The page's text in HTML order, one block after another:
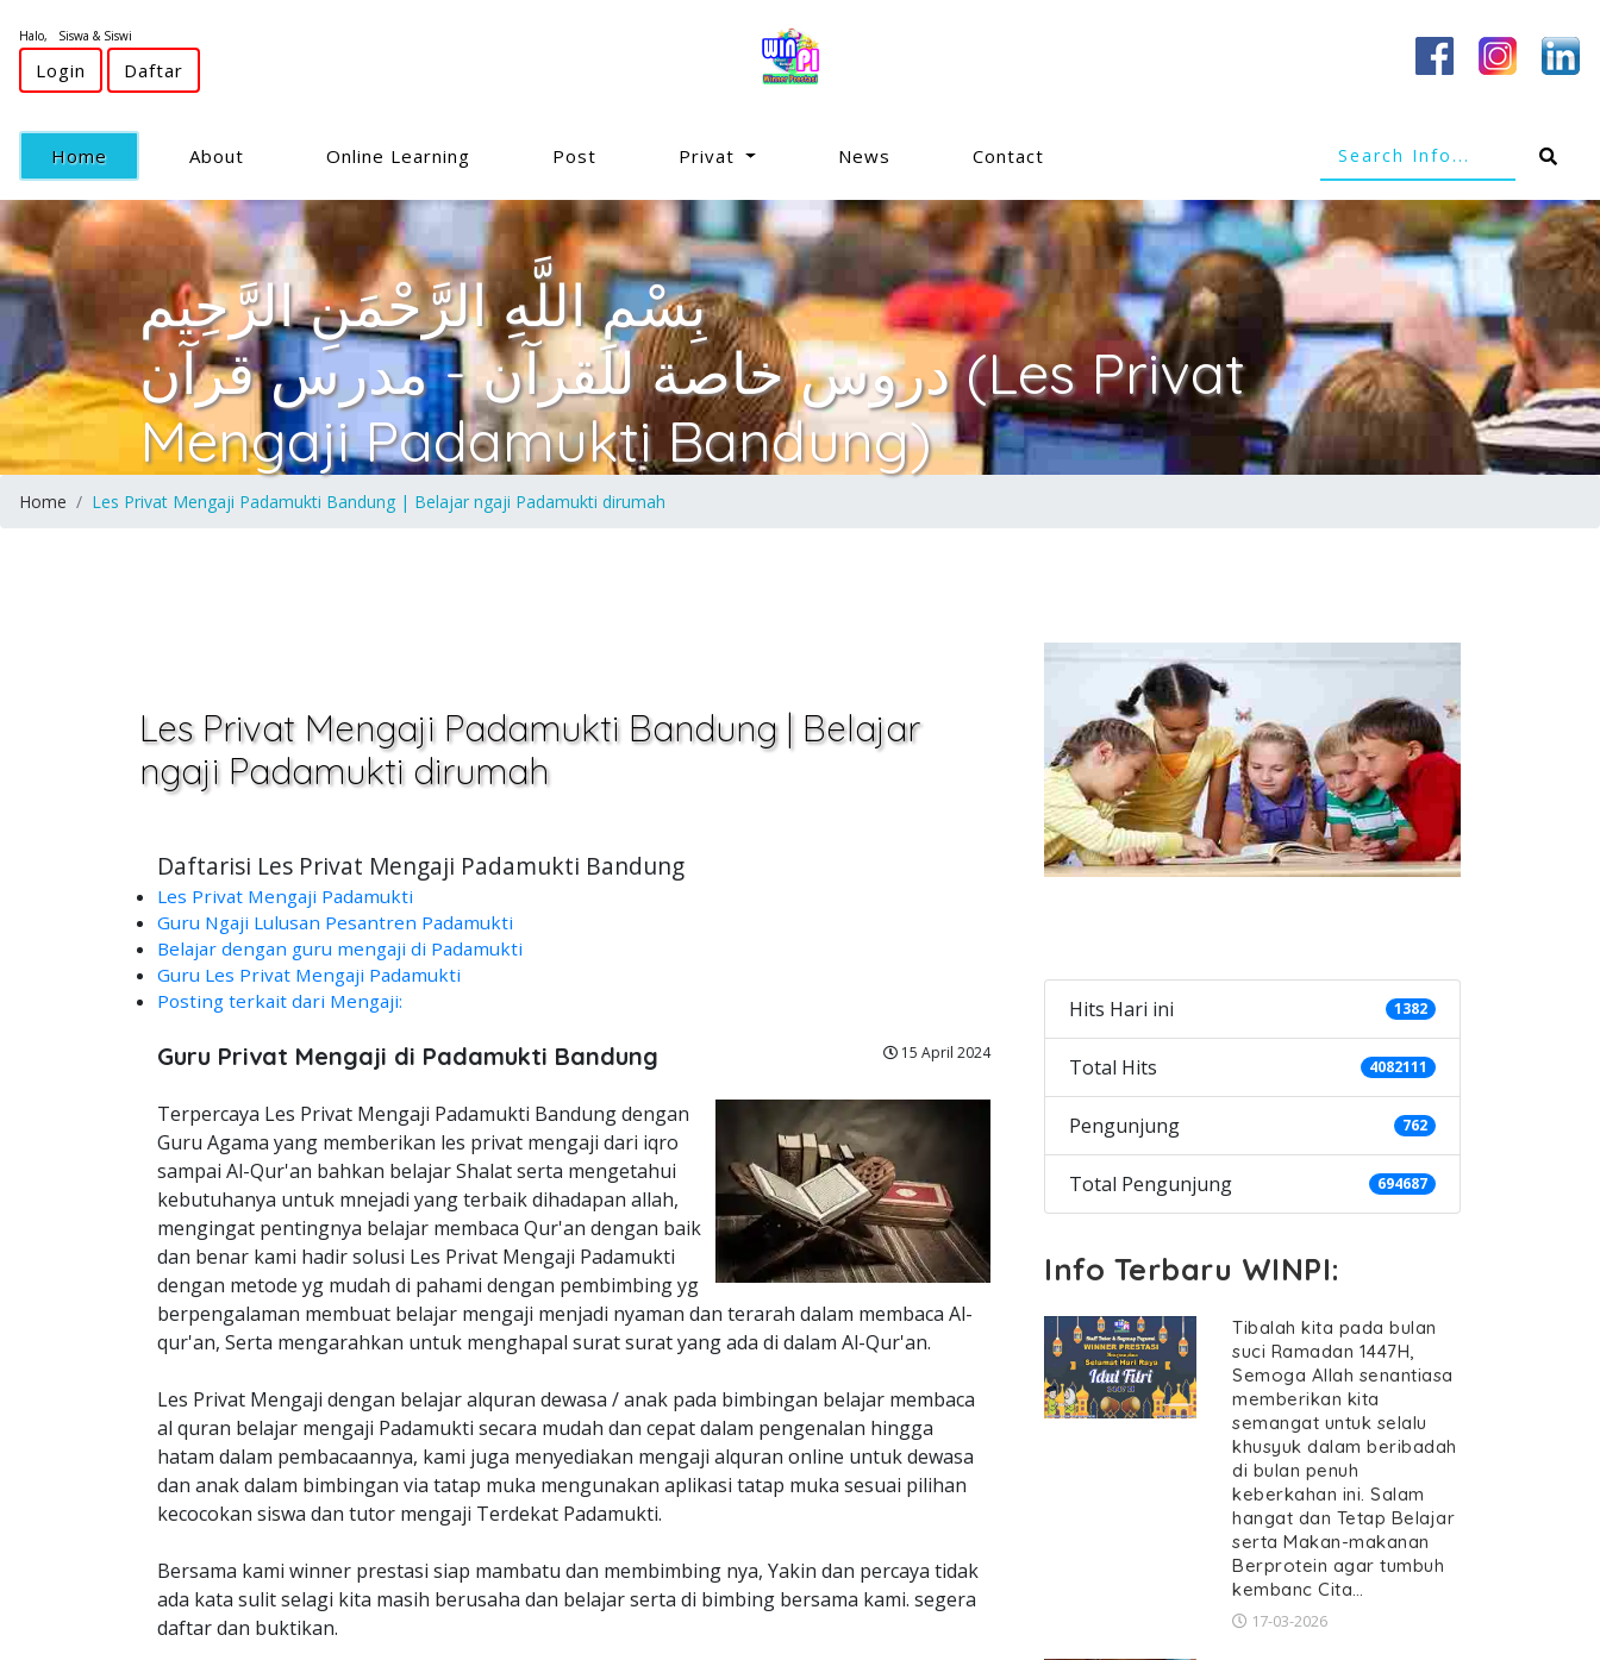
Halo, Siswa & Siswi
Login Daftar
Home(current) About Online Learning Post Privat News Contact
بِسْمِ اللَّهِ الرَّحْمَنِ الرَّحِيم
دروس خاصة للقرآن - مدرس قرآن (Les Privat
Mengaji Padamukti Bandung)
Home Les Privat Mengaji Padamukti Bandung | Belajar ngaji Padamukti dirumah
Les Privat Mengaji Padamukti Bandung | Belajar
ngaji Padamukti dirumah
Daftarisi Les Privat Mengaji Padamukti Bandung
Les Privat Mengaji Padamukti
Guru Ngaji Lulusan Pesantren Padamukti
Belajar dengan guru mengaji di Padamukti
Guru Les Privat Mengaji Padamukti
Posting terkait dari Mengaji:
15 April 2024
Guru Privat Mengaji di Padamukti Bandung
Terpercaya Les Privat Mengaji Padamukti Bandung dengan
Guru Agama yang memberikan les privat mengaji dari iqro
sampai Al-Qur'an bahkan belajar Shalat serta mengetahui
kebutuhanya untuk mnejadi yang terbaik dihadapan allah,
mengingat pentingnya belajar membaca Qur'an dengan baik
dan benar kami hadir solusi Les Privat Mengaji Padamukti
dengan metode yg mudah di pahami dengan pembimbing yg
berpengalaman membuat belajar mengaji menjadi nyaman dan terarah dalam membaca Al-
qur'an, Serta mengarahkan untuk menghapal surat surat yang ada di dalam Al-Qur'an.
Les Privat Mengaji dengan belajar alquran dewasa / anak pada bimbingan belajar membaca
al quran belajar mengaji Padamukti secara mudah dan cepat dalam pengenalan hingga
hatam dalam pembacaannya, kami juga menyediakan mengaji alquran online untuk dewasa
dan anak dalam bimbingan via tatap muka mengunakan aplikasi tatap muka sesuai pilihan
kecocokan siswa dan tutor mengaji Terdekat Padamukti.
Bersama kami winner prestasi siap mambatu dan membimbing nya, Yakin dan percaya tidak
ada kata sulit selagi kita masih berusaha dan belajar serta di bimbing bersama kami. segera
daftar dan buktikan.
Hits Hari ini 1382
Total Hits 4082111
Pengunjung 762
Total Pengunjung 694687
Info Terbaru WINPI:
Tibalah kita pada bulan
suci Ramadan 1447H,
Semoga Allah senantiasa
memberikan kita
semangat untuk selalu
khusyuk dalam beribadah
di bulan penuh
keberkahan ini. Salam
hangat dan Tetap Belajar
serta Makan-makanan
Berprotein agar tumbuh
kembanc Cita…
17-03-2026